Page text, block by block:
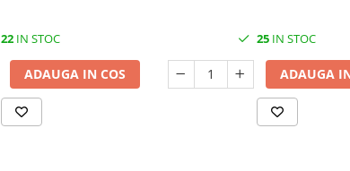
22 IN STOC
ADAUGA IN COS
25 IN STOC
ADAUGA